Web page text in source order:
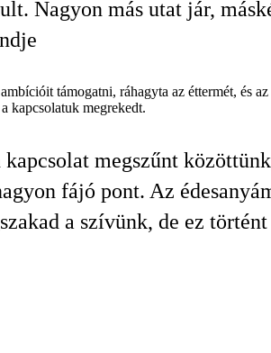
Nagyon más utat jár,
támogatni, ráhagyta az éttermét, és
kapcsolatuk megrekedt.
kapcsolat megszűnt
fájó pont. Az
a szívünk, de ez történt